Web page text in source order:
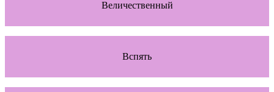
Величественный
Вспять